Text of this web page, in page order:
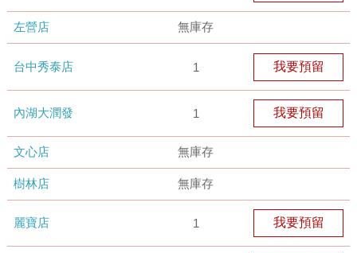
左營店 無庫存
台中秀泰店 1 我要預留
內湖大潤發 1 我要預留
文心店 無庫存
樹林店 無庫存
麗寶店 1 我要預留